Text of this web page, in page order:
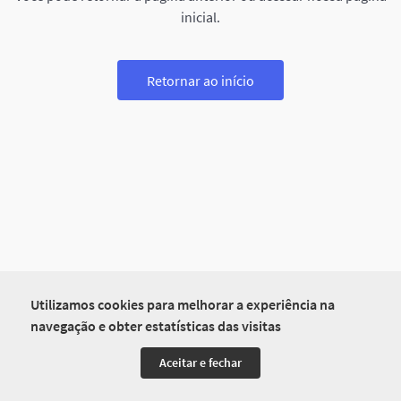
Utilizamos cookies para melhorar a experiência na
navegação e obter estatísticas das visitas
Aceitar e fechar
inicial.
Retornar ao início